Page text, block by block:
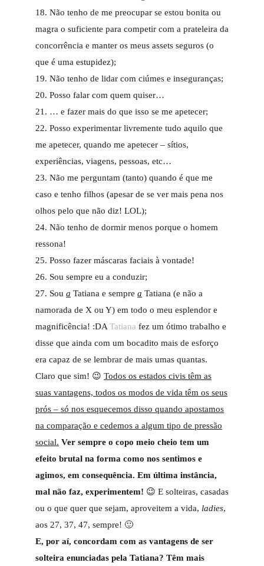
18. Não tenho de me preocupar se estou bonita ou
magra o suficiente para competir com a prateleira da
concorrência e manter os meus assets seguros (o
que é uma estupidez);
19. Não tenho de lidar com ciúmes e inseguranças;
20. Posso falar com quem quiser…
21. … e fazer mais do que isso se me apetecer;
22. Posso experimentar livremente tudo aquilo que
me apetecer, quando me apetecer – sítios,
experiências, viagens, pessoas, etc…
23. Não me perguntam (tanto) quando é que me
caso e tenho filhos (apesar de se ver mais pena nos
olhos pelo que não diz! LOL);
24. Não tenho de dormir menos porque o homem
ressona!
25. Posso fazer máscaras faciais à vontade!
26. Sou sempre eu a conduzir;
27. Sou a Tatiana e sempre a Tatiana (e não a
namorada de X ou Y) em todo o meu esplendor e
magnificência! :DATatiana fez um ótimo trabalho e
disse que ainda com um bocadito mais de esforço
era capaz de se lembrar de mais umas quantas.
Claro que sim! 😉 Todos os estados civis têm as
suas vantagens, todos os modos de vida têm os seus
prós – só nos esquecemos disso quando apostamos
na comparação e cedemos a algum tipo de pressão
social. Ver sempre o copo meio cheio tem um
efeito brutal na forma como nos sentimos e
agimos, em consequência. Em última instância,
mal não faz, experimentem! 😉 E solteiras, casadas
ou o que quer que sejam, aproveitem a vida, ladies,
aos 27, 37, 47, sempre! 🙂
E, por aí, concordam com as vantagens de ser
solteira enunciadas pela Tatiana? Têm mais